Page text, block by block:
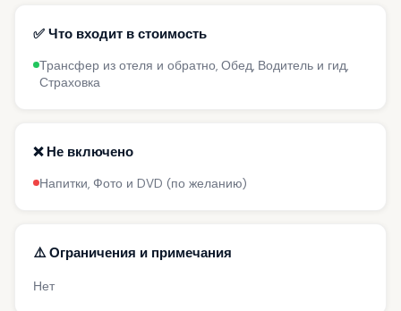
✅ Что входит в стоимость
Трансфер из отеля и обратно, Обед, Водитель и гид,
Страховка
❌ Не включено
Напитки, Фото и DVD (по желанию)
⚠️ Ограничения и примечания
Нет